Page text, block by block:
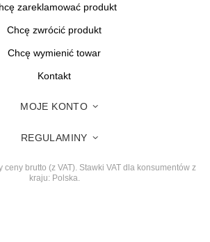
zareklamować produkt
Chcę zwrócić produkt
Chcę wymienić towar
Kontakt
MOJE KONTO
REGULAMINY
ceny brutto (z VAT). Stawki VAT dla konsumentów z
kraju: Polska.